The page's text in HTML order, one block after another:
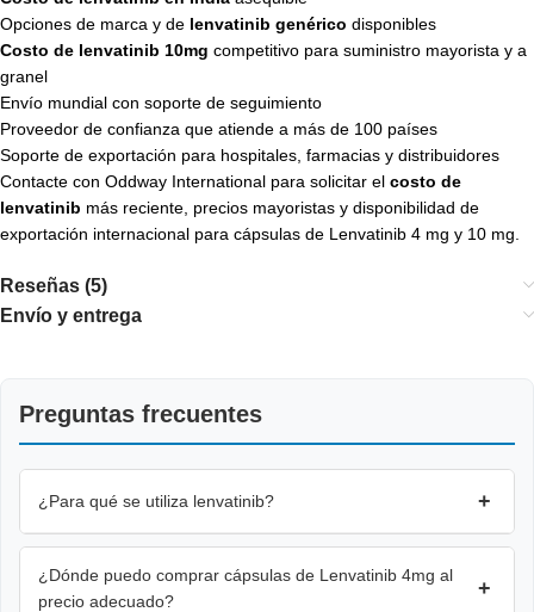
Opciones de marca y de lenvatinib genérico disponibles
Costo de lenvatinib 10mg competitivo para suministro mayorista y a
granel
Envío mundial con soporte de seguimiento
Proveedor de confianza que atiende a más de 100 países
Soporte de exportación para hospitales, farmacias y distribuidores
Contacte con Oddway International para solicitar el costo de
lenvatinib más reciente, precios mayoristas y disponibilidad de
exportación internacional para cápsulas de Lenvatinib 4 mg y 10 mg.
Reseñas (5)
Envío y entrega
Preguntas frecuentes
¿Para qué se utiliza lenvatinib? +
¿Dónde puedo comprar cápsulas de Lenvatinib 4mg al
precio adecuado?
+